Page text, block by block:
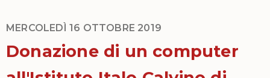
MERCOLEDÌ 16 OTTOBRE 2019
Donazione di un computer